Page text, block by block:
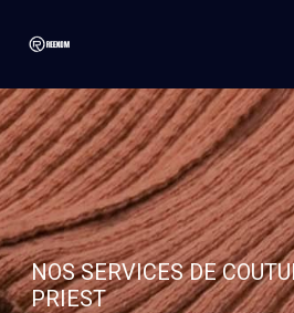
NOS SERVICES DE
PRIEST